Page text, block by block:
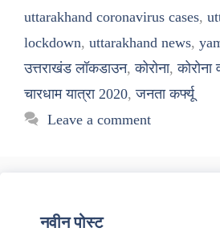
uttarakhand coronavirus cases,
lockdown, uttarakhand news,
उत्तराखंड लॉकडाउन,कोरोना,कोरोना
चारधाम यात्रा 2020,जनता कर्फ्यू
Leave a comment
नवीन पोस्ट